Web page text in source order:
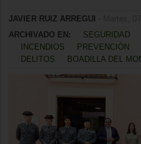
JAVIER RUIZ ARREGUI
ARCHIVADO EN:
SEGURIDAD
INCENDIOS
PREVENCIÓN
DELITOS
BOADILLA DEL